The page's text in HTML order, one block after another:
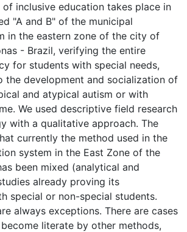
inclusive education takes place in
"A and B" of the municipal
in the eastern zone of the city of
- Brazil, verifying the entire
for students with special needs,
the development and socialization of
and atypical autism or with
We used descriptive field research
with a qualitative approach. The
currently the method used in the
system in the East Zone of the
been mixed (analytical and
already proving its
special or non-special students.
always exceptions. There are cases
literate by other methods,